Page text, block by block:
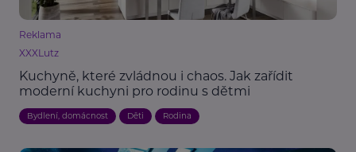
Reklama
XXXLutz
Kuchyně, které zvládnou i chaos. Jak zařídit
moderní kuchyni pro rodinu s dětmi
Bydlení, domácnost Děti Rodina